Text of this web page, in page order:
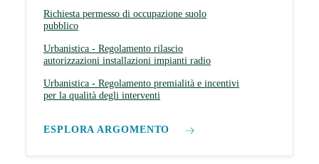
Richiesta permesso di occupazione suolo
pubblico
Urbanistica - Regolamento rilascio
autorizzazioni installazioni impianti radio
Urbanistica - Regolamento premialità e incentivi
per la qualità degli interventi
ESPLORA ARGOMENTO